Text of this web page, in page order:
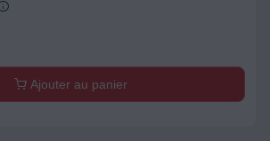
Ajouter au panier